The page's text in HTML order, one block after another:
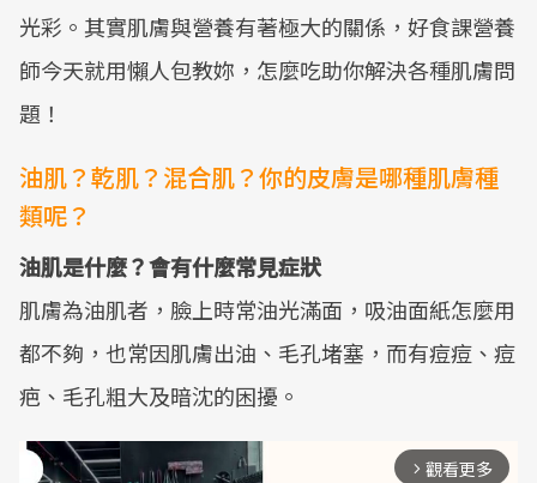
光彩。其實肌膚與營養有著極大的關係，好食課營養
師今天就用懶人包教妳，怎麼吃助你解決各種肌膚問
題！
油肌？乾肌？混合肌？你的皮膚是哪種肌膚種
類呢？
油肌是什麼？會有什麼常見症狀
肌膚為油肌者，臉上時常油光滿面，吸油面紙怎麼用
都不夠，也常因肌膚出油、毛孔堵塞，而有痘痘、痘
疤、毛孔粗大及暗沈的困擾。
arrow_forward_ios 觀看更多